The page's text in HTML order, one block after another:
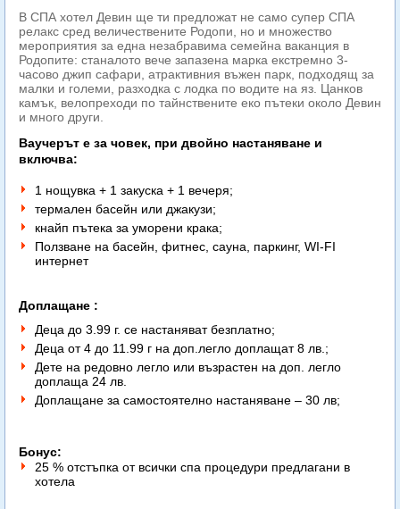
В СПА хотел Девин ще ти предложат не само супер СПА
релакс сред величествените Родопи, но и множество
мероприятия за една незабравима семейна ваканция в
Родопите: станалото вече запазена марка екстремно 3-
часово джип сафари, атрактивния въжен парк, подходящ за
малки и големи, разходка с лодка по водите на яз. Цанков
камък, велопреходи по тайнствените еко пътеки около Девин
и много други.
Ваучерът е за човек, при двойно настаняване и
включва:
1 нощувка + 1 закуска + 1 вечеря;
термален басейн или джакузи;
кнайп пътека за уморени крака;
Ползване на басейн, фитнес, сауна, паркинг, WI-FI
интернет
Доплащане :
Деца до 3.99 г. се настаняват безплатно;
Деца от 4 до 11.99 г на доп.легло доплащат 8 лв.;
Дете на редовно легло или възрастен на доп. легло
доплаща 24 лв.
Доплащане за самостоятелно настаняване – 30 лв;
Бонус:
25 % отстъпка от всички спа процедури предлагани в
хотела